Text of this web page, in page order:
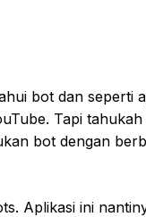
bot dan seperti
Tapi
bot dengan
Aplikasi ini